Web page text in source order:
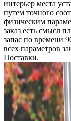
интерьер места
путем точного
физическим
заказ есть смысл
запас по времени
всех параметров
Поставки.